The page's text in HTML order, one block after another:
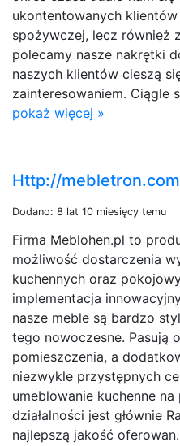
ukontentowanych
spożywczej, lecz również
polecamy nasze nakrętki
naszych klientów cieszą
zainteresowaniem. Ciągle
pokaż więcej »
Http://
Dodano: 8 lat 10 miesięcy temu
Firma Meblohen.pl to
możliwość dostarczenia
kuchennych oraz
implementacja
nasze meble są bardzo
tego nowoczesne. Pasują
pomieszczenia, a
niezwykle przystępnych
umeblowanie kuchenne
działalności jest głównie
najlepszą jakość